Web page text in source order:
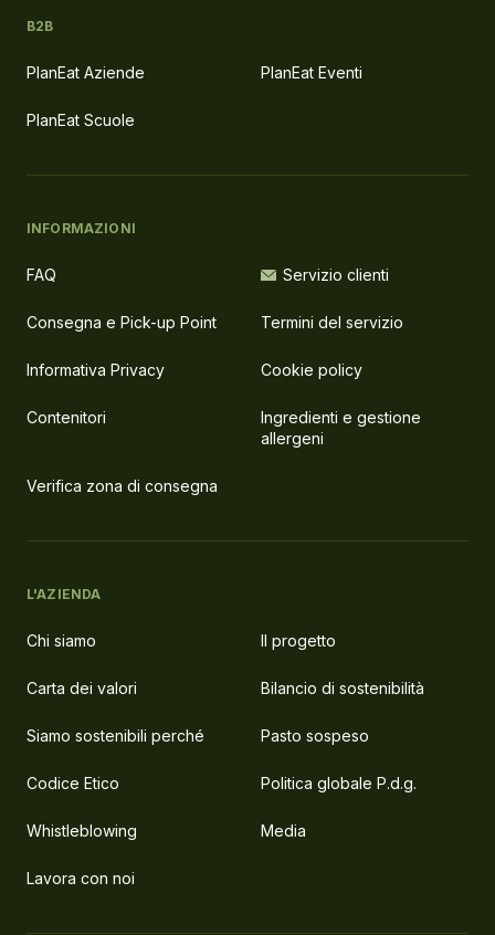
B2B
PlanEat Aziende PlanEat Eventi
PlanEat Scuole
INFORMAZIONI
FAQ Servizio clienti
Consegna e Pick-up Point Termini del servizio
Informativa Privacy Cookie policy
Contenitori
Ingredienti e gestione
allergeni
Verifica zona di consegna
L'AZIENDA
Chi siamo Il progetto
Carta dei valori Bilancio di sostenibilità
Siamo sostenibili perché Pasto sospeso
Codice Etico Politica globale P.d.g.
Whistleblowing Media
Lavora con noi